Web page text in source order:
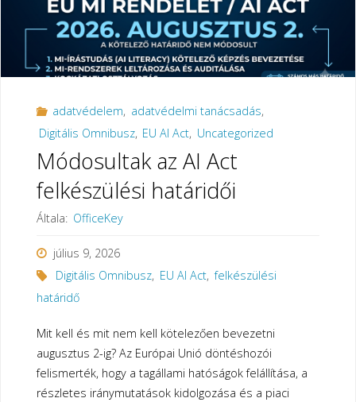
adatvédelem, adatvédelmi tanácsadás,
Digitális Omnibusz, EU AI Act, Uncategorized
Módosultak az AI Act
felkészülési határidői
Általa: OfficeKey
július 9, 2026
Digitális Omnibusz, EU AI Act, felkészülési
határidő
Mit kell és mit nem kell kötelezően bevezetni
augusztus 2-ig? Az Európai Unió döntéshozói
felismerték, hogy a tagállami hatóságok felállítása, a
részletes iránymutatások kidolgozása és a piaci